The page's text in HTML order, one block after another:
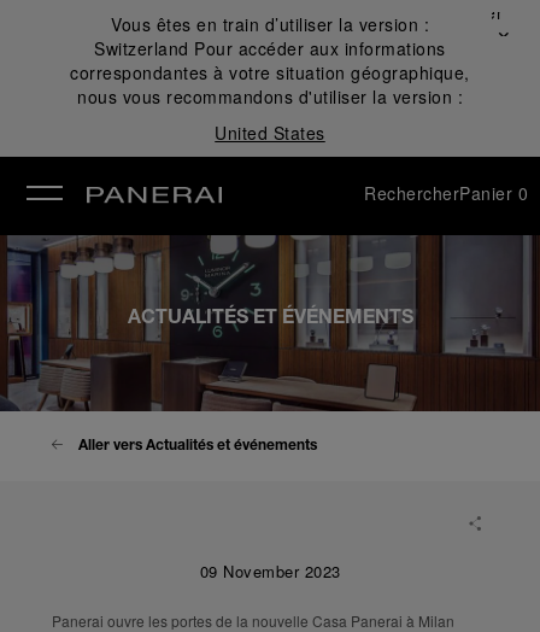
Vous êtes en train d’utiliser la version :
Switzerland Pour accéder aux informations
correspondantes à votre situation géographique,
nous vous recommandons d'utiliser la version :
United States
Fermer
✕
RechercherPanier 0
ACTUALITÉS ET ÉVÉNEMENTS
Aller vers Actualités et événements
09 November 2023
Panerai ouvre les portes de la nouvelle Casa Panerai à Milan